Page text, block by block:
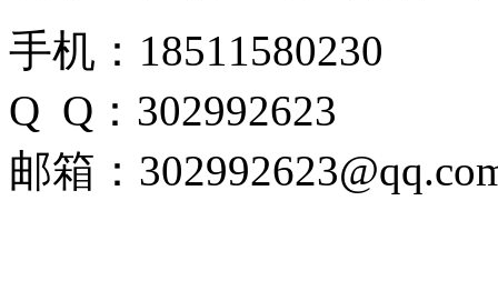
手机：18511580230
Q Q：302992623
邮箱：